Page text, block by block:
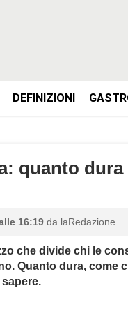
DEFINIZIONI
quanto dura
16:19 da laRedazione.
che divide chi le
Quanto dura, come